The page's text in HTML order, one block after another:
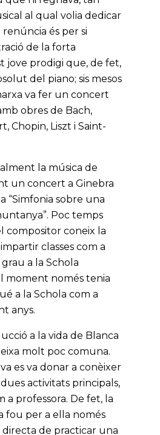
al qual volia dedicar
renúncia és per si
de la forta
jove prodigi que, de fet,
del piano; sis mesos
va fer un concert
obres de Bach,
Chopin, Liszt i Saint-
la música de
un concert a Ginebra
“Simfonia sobre una
Poc temps
compositor coneix la
classes com a
a la Schola
moment només tenia
a la Schola com a
anys.
a la vida de Blanca
molt poc comuna.
es va donar a conèixer
activitats principals,
a professora. De fet, la
fou per a ella només
directa de practicar una